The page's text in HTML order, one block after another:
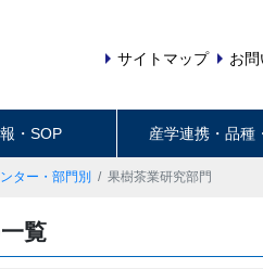
サイトマップ お
・SOP 産学連携・品種
ター・部門別 果樹茶業研究部門
覧